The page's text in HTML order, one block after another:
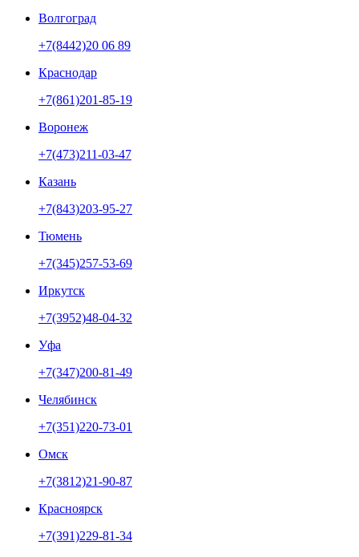
Волгоград
+7(8442)20 06 89
Краснодар
+7(861)201-85-19
Воронеж
+7(473)211-03-47
Казань
+7(843)203-95-27
Тюмень
+7(345)257-53-69
Иркутск
+7(3952)48-04-32
Уфа
+7(347)200-81-49
Челябинск
+7(351)220-73-01
Омск
+7(3812)21-90-87
Красноярск
+7(391)229-81-34